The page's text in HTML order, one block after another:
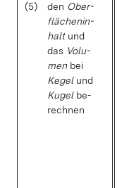
(5) den Ober­
flä­chen­in­
haltund
das Vo­lu­
menbei
Ke­gelund
Ku­gelbe­
rech­nen